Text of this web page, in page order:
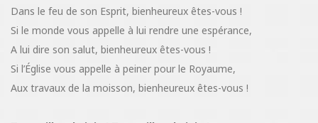
Dans le feu de son Esprit, bienheureux êtes-vous !
Si le monde vous appelle à lui rendre une espérance,
A lui dire son salut, bienheureux êtes-vous !
Si l’Église vous appelle à peiner pour le Royaume,
Aux travaux de la moisson, bienheureux êtes-vous !